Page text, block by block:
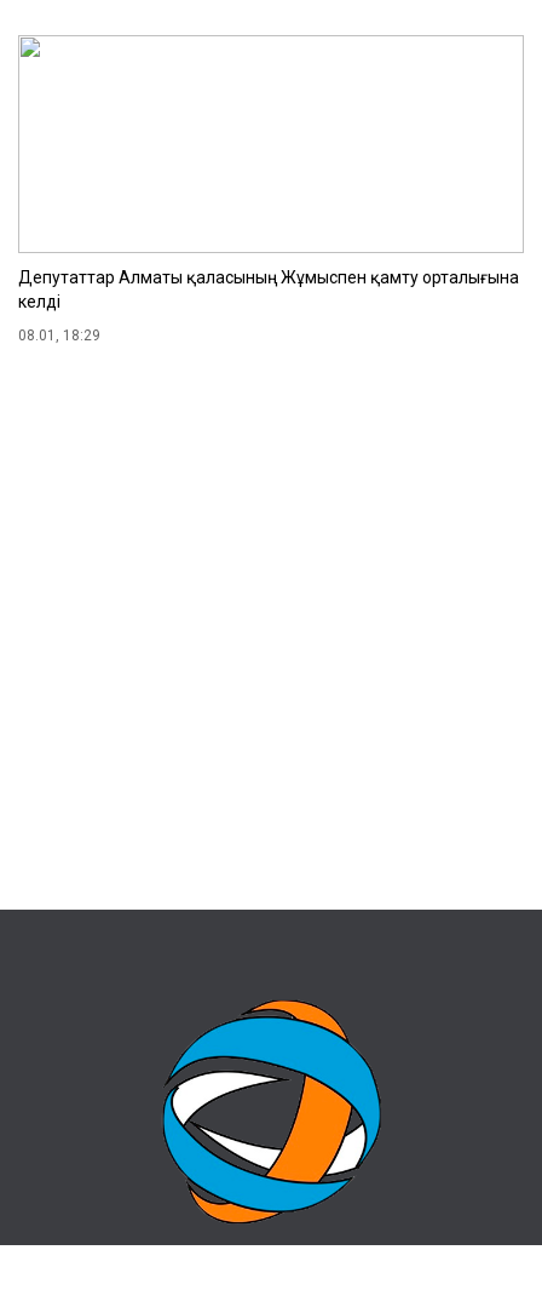
Депутаттар Алматы қаласының Жұмыспен қамту орталығына
келді
08.01, 18:29